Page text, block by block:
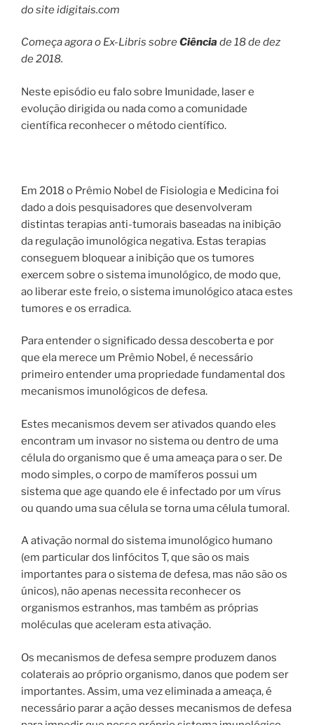
do site idigitais.com
Começa agora o Ex-Libris sobreCiência de 18 de dez
de 2018.
Neste episódio eu falo sobre Imunidade, laser e
evolução dirigida ou nada como a comunidade
científica reconhecer o método científico.
Em 2018 o Prêmio Nobel de Fisiologia e Medicina foi
dado a dois pesquisadores que desenvolveram
distintas terapias anti-tumorais baseadas na inibição
da regulação imunológica negativa. Estas terapias
conseguem bloquear a inibição que os tumores
exercem sobre o sistema imunológico, de modo que,
ao liberar este freio, o sistema imunológico ataca estes
tumores e os erradica.
Para entender o significado dessa descoberta e por
que ela merece um Prêmio Nobel, é necessário
primeiro entender uma propriedade fundamental dos
mecanismos imunológicos de defesa.
Estes mecanismos devem ser ativados quando eles
encontram um invasor no sistema ou dentro de uma
célula do organismo que é uma ameaça para o ser. De
modo simples, o corpo de mamíferos possui um
sistema que age quando ele é infectado por um vírus
ou quando uma sua célula se torna uma célula tumoral.
A ativação normal do sistema imunológico humano
(em particular dos linfócitos T, que são os mais
importantes para o sistema de defesa, mas não são os
únicos), não apenas necessita reconhecer os
organismos estranhos, mas também as próprias
moléculas que aceleram esta ativação.
Os mecanismos de defesa sempre produzem danos
colaterais ao próprio organismo, danos que podem ser
importantes. Assim, uma vez eliminada a ameaça, é
necessário parar a ação desses mecanismos de defesa